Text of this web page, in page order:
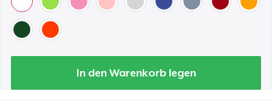
In den Warenkorb legen